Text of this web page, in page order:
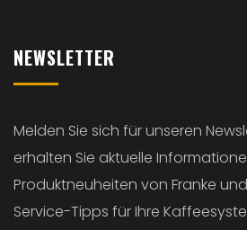
NEWSLETTER
Melden Sie sich für unseren
erhalten Sie aktuelle
Produktneuheiten von Franke und
Service-Tipps für Ihre